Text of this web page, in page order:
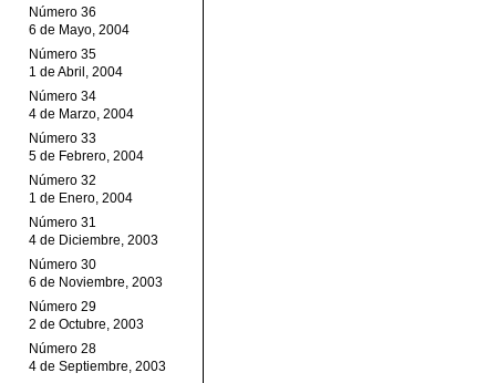
Número 36
6 de Mayo, 2004
Número 35
1 de Abril, 2004
Número 34
4 de Marzo, 2004
Número 33
5 de Febrero, 2004
Número 32
1 de Enero, 2004
Número 31
4 de Diciembre, 2003
Número 30
6 de Noviembre, 2003
Número 29
2 de Octubre, 2003
Número 28
4 de Septiembre, 2003